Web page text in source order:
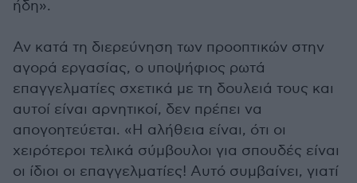
ήδη».
Αν κατά τη διερεύνηση των προοπτικών στην
αγορά εργασίας, ο υποψήφιος ρωτά
επαγγελματίες σχετικά με τη δουλειά τους και
αυτοί είναι αρνητικοί, δεν πρέπει να
απογοητεύεται. «Η αλήθεια είναι, ότι οι
χειρότεροι τελικά σύμβουλοι για σπουδές είναι
οι ίδιοι οι επαγγελματίες! Αυτό συμβαίνει, γιατί